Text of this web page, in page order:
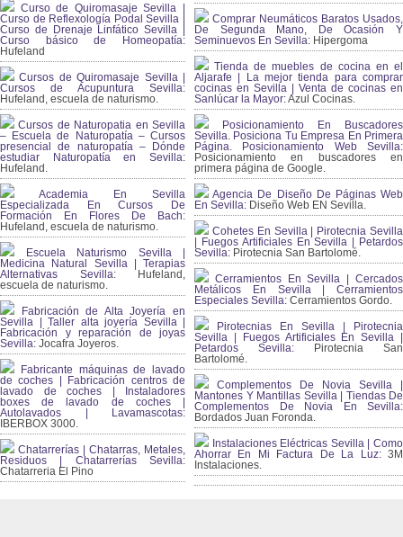
Curso de Quiromasaje Sevilla |
Curso de Reflexología Podal Sevilla |
Curso de Drenaje Linfático Sevilla |
Curso básico de Homeopatía:
Hufeland
Cursos de Quiromasaje Sevilla |
Cursos de Acupuntura Sevilla:
Hufeland, escuela de naturismo.
Cursos de Naturopatia en Sevilla
– Escuela de Naturopatía – Cursos
presencial de naturopatía – Dónde
estudiar Naturopatía en Sevilla:
Hufeland.
Academia En Sevilla
Especializada En Cursos De
Formación En Flores De Bach:
Hufeland, escuela de naturismo.
Escuela Naturismo Sevilla |
Medicina Natural Sevilla | Terapias
Alternativas Sevilla: Hufeland,
escuela de naturismo.
Fabricación de Alta Joyería en
Sevilla | Taller alta joyería Sevilla |
Fabricación y reparación de joyas
Sevilla: Jocafra Joyeros.
Fabricante máquinas de lavado
de coches | Fabricación centros de
lavado de coches | Instaladores
boxes de lavado de coches |
Autolavados | Lavamascotas:
IBERBOX 3000.
Chatarrerías | Chatarras, Metales,
Residuos | Chatarrerías Sevilla:
Chatarreria El Pino
Comprar Neumáticos Baratos Usados,
De Segunda Mano, De Ocasión Y
Seminuevos En Sevilla: Hipergoma
Tienda de muebles de cocina en el
Aljarafe | La mejor tienda para comprar
cocinas en Sevilla | Venta de cocinas en
Sanlúcar la Mayor:Azul Cocinas.
Posicionamiento En Buscadores
Sevilla. Posiciona Tu Empresa En Primera
Página. Posicionamiento Web Sevilla:
Posicionamiento en buscadores en
primera página de Google.
Agencia De Diseño De Páginas Web
En Sevilla: Diseño Web EN Sevilla.
Cohetes En Sevilla | Pirotecnia Sevilla
| Fuegos Artificiales En Sevilla | Petardos
Sevilla: Pirotecnia San Bartolomé.
Cerramientos En Sevilla | Cercados
Metálicos En Sevilla | Cerramientos
Especiales Sevilla: Cerramientos Gordo.
Pirotecnias En Sevilla | Pirotecnia
Sevilla | Fuegos Artificiales En Sevilla |
Petardos Sevilla: Pirotecnia San
Bartolomé.
Complementos De Novia Sevilla |
Mantones Y Mantillas Sevilla | Tiendas De
Complementos De Novia En Sevilla:
Bordados Juan Foronda.
Instalaciones Eléctricas Sevilla | Como
Ahorrar En Mi Factura De La Luz:3M
Instalaciones.